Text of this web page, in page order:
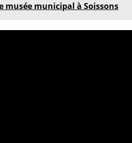
musée municipal à Soissons